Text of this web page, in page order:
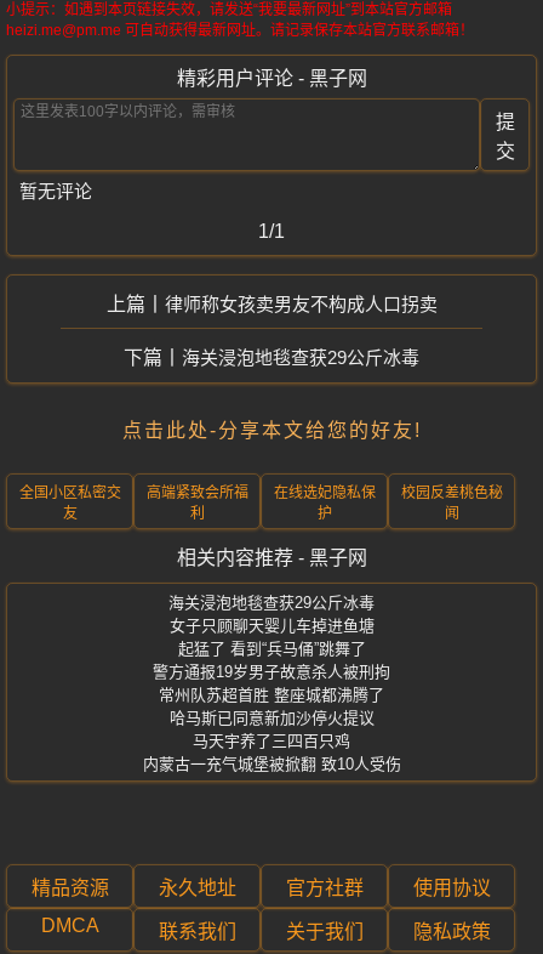
小提示：如遇到本页链接失效，请发送“我要最新网址”到本站官方邮箱
heizi.me@pm.me 可自动获得最新网址。请记录保存本站官方联系邮箱！
精彩用户评论 - 黑子网
提
交
暂无评论
1/1
律师称女孩卖男友不构成人口拐卖
海关浸泡地毯查获29公斤冰毒
点击此处-分享本文给您的好友!
全国小区私密交
友
高端紧致会所福
利
在线选妃隐私保
护
校园反差桃色秘
闻
相关内容推荐 - 黑子网
海关浸泡地毯查获29公斤冰毒
女子只顾聊天婴儿车掉进鱼塘
起猛了 看到“兵马俑”跳舞了
警方通报19岁男子故意杀人被刑拘
常州队苏超首胜 整座城都沸腾了
哈马斯已同意新加沙停火提议
马天宇养了三四百只鸡
内蒙古一充气城堡被掀翻 致10人受伤
精品资源 永久地址 官方社群
使用协议
DMCA
联系我们 关于我们 隐私政策